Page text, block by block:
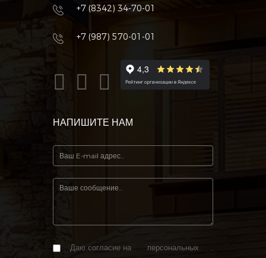
+7 (8342) 34-70-01
+7 (987) 570-01-01
НАПИШИТЕ НАМ
Даю согласие на персональных .